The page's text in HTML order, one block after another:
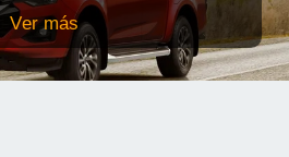
Ver más